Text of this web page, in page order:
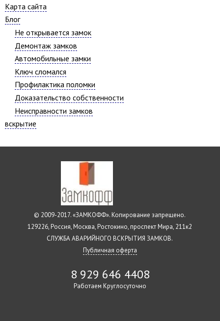
Карта сайта
Блог
Не открывается замок
Демонтаж замков
Автомобильные замки
Ключ сломался
Профилактика поломки
Доказательство собственности
Неисправности замков
вскрытие
© 2009-2017. «ЗАМКОФФ». Копирование запрещено.
129226, Россия, Москва, Ростокино, проспект Мира, 211к2
СЛУЖБА АВАРИЙНОГО ВСКРЫТИЯ ЗАМКОВ.
Публичная оферта
8 929 646 4408
Работаем Круглосуточно